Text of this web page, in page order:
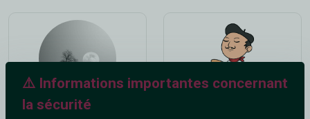
⚠️ Informations importantes concernant
la sécurité